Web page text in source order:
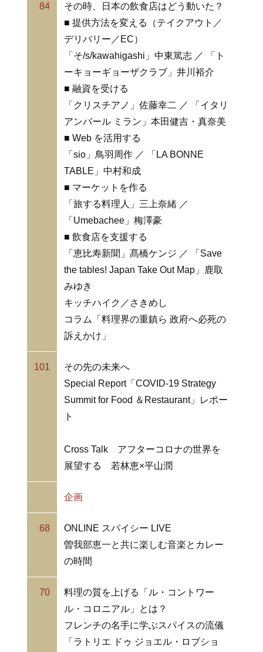
84
その時、日本の飲食店はどう動いた？
■ 提供方法を変える（テイクアウト／
デリバリー／EC）
「そ/s/kawahigashi」中東篤志 ／ 「ト
ーキョーギョーザクラブ」井川裕介
■ 融資を受ける
「クリスチアノ」佐藤幸二 ／ 「イタリ
アンバール ミラン」本田健吉・真奈美
■ Web を活用する
「sio」鳥羽周作 ／ 「LA BONNE
TABLE」中村和成
■ マーケットを作る
「旅する料理人」三上奈緒 ／
「Umebachee」梅澤豪
■ 飲食店を支援する
「恵比寿新聞」髙橋ケンジ ／ 「Save
the tables! Japan Take Out Map」鹿取
みゆき
キッチハイク／さきめし
コラム「料理界の重鎮ら 政府へ必死の
訴えかけ」
101
その先の未来へ
Special Report「COVID-19 Strategy
Summit for Food ＆Restaurant」レポー
ト
Cross Talk アフターコロナの世界を
展望する 若林恵×平山潤
企画
68
ONLINE スパイシー LIVE
曽我部恵一と共に楽しむ音楽とカレー
の時間
70
料理の質を上げる「ル・コントワー
ル・コロニアル」とは？
フレンチの名手に学ぶスパイスの流儀
「ラトリエ ドゥ ジョエル・ロブショ